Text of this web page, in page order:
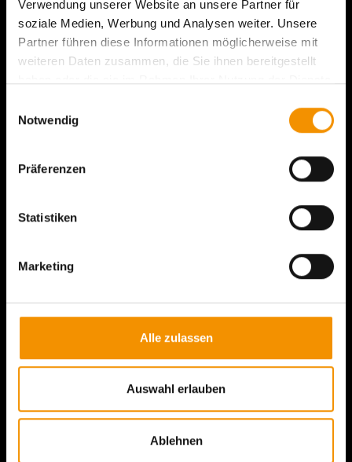
Verwendung unserer Website an unsere Partner für
soziale Medien, Werbung und Analysen weiter. Unsere
Partner führen diese Informationen möglicherweise mit
weiteren Daten zusammen, die Sie ihnen bereitgestellt
Notwendig
Präferenzen
Statistiken
Marketing
Alle zulassen
Auswahl erlauben
Ablehnen
Siedlungsgeschichte und archäologische
Forschung. Die originalen Fundstücke kannst
du übrigens imKeltenmuseum Halleinin der
neu gestalteten
Themenspielplatz
Während die Kleinen toben, genießen die
Tipp:Bei der Rätselrallye „Das verschwundene
spannende Spurensuche durch das Keltendorf.
Kostenlos direkt vor Ort erhältlich.
Mit deinemSalzwelten-Ticketist der Eintritt auf dem Ke
lten.Erlebnis.Berg kostenlos.
Kelten.Erlebnis.Berg